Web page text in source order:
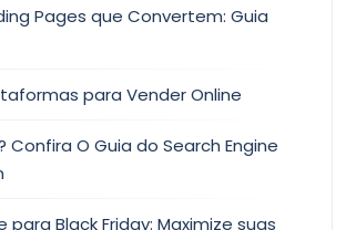
Pages que Convertem: Guia
para Vender Online
Confira O Guia do Search Engine
para Black Friday: Maximize suas